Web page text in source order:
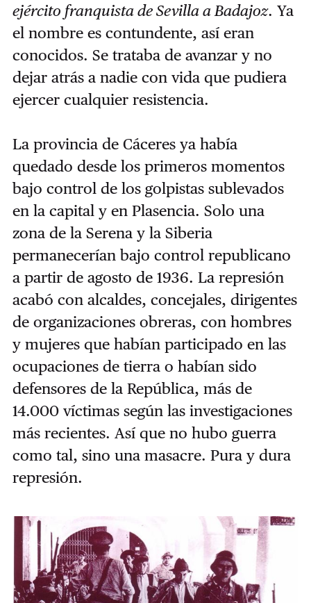
ejército franquista de Sevilla a Badajoz. Ya
el nombre es contundente, así eran
conocidos. Se trataba de avanzar y no
dejar atrás a nadie con vida que pudiera
ejercer cualquier resistencia.
La provincia de Cáceres ya había
quedado desde los primeros momentos
bajo control de los golpistas sublevados
en la capital y en Plasencia. Solo una
zona de la Serena y la Siberia
permanecerían bajo control republicano
a partir de agosto de 1936. La represión
acabó con alcaldes, concejales, dirigentes
de organizaciones obreras, con hombres
y mujeres que habían participado en las
ocupaciones de tierra o habían sido
defensores de la República, más de
14.000 víctimas según las investigaciones
más recientes. Así que no hubo guerra
como tal, sino una masacre. Pura y dura
represión.